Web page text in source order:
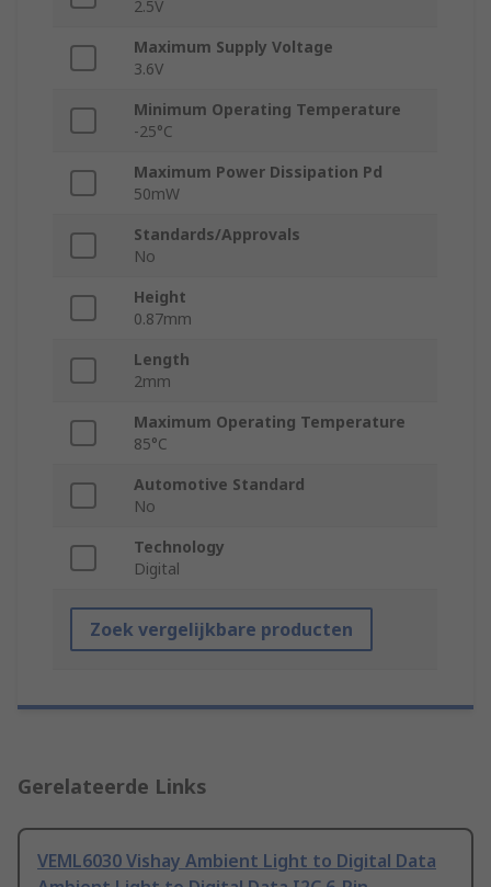
2.5V
Maximum Supply Voltage
3.6V
Minimum Operating Temperature
-25°C
Maximum Power Dissipation Pd
50mW
Standards/Approvals
No
Height
0.87mm
Length
2mm
Maximum Operating Temperature
85°C
Automotive Standard
No
Technology
Digital
Zoek vergelijkbare producten
Gerelateerde Links
VEML6030 Vishay Ambient Light to Digital Data